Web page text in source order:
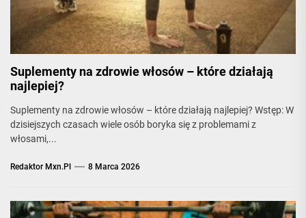
Suplementy na zdrowie włosów – które działają
najlepiej?
Suplementy na zdrowie włosów – które działają najlepiej? Wstęp: W
dzisiejszych czasach wiele osób boryka się z problemami z
włosami,...
Redaktor Mxn.pl 8 Marca 2026